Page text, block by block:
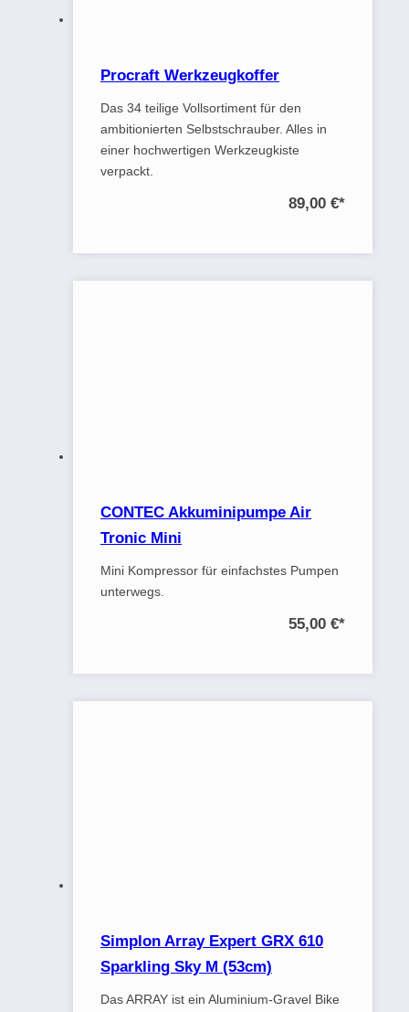
Procraft Werkzeugkoffer
Das 34 teilige Vollsortiment für den
ambitionierten Selbstschrauber. Alles in
einer hochwertigen Werkzeugkiste
verpackt.
89,00 €*
CONTEC Akkuminipumpe Air
Tronic Mini
Mini Kompressor für einfachstes Pumpen
unterwegs.
55,00 €*
Simplon Array Expert GRX 610
Sparkling Sky M (53cm)
Das ARRAY ist ein Aluminium-Gravel Bike